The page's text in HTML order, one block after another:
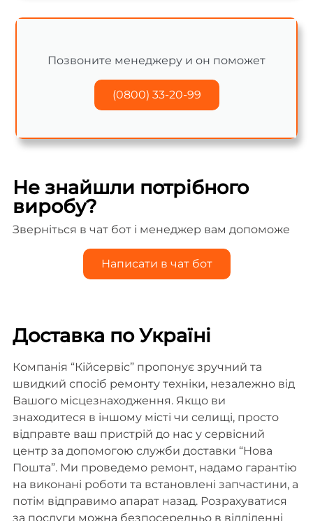
Позвоните менеджеру и он поможет
(0800) 33-20-99
Не знайшли потрібного
виробу?
Зверніться в чат бот і менеджер вам допоможе
Написати в чат бот
Доставка по Україні
Компанія “Кійсервіс” пропонує зручний та
швидкий спосіб ремонту техніки, незалежно від
Вашого місцезнаходження. Якщо ви
знаходитеся в іншому місті чи селищі, просто
відправте ваш пристрій до нас у сервісний
центр за допомогою служби доставки “Нова
Пошта”. Ми проведемо ремонт, надамо гарантію
на виконані роботи та встановлені запчастини, а
потім відправимо апарат назад. Розрахуватися
за послуги можна безпосередньо в відділенні